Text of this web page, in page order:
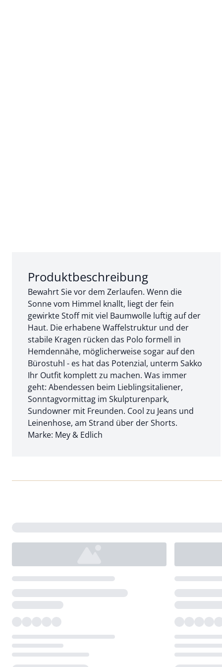
Abschnitt 1 von 3:
Produktbeschreibung
Bewahrt Sie vor dem Zerlaufen. Wenn die
Sonne vom Himmel knallt, liegt der fein
gewirkte Stoff mit viel Baumwolle luftig auf der
Haut. Die erhabene Waffelstruktur und der
stabile Kragen rücken das Polo formell in
Hemdennähe, möglicherweise sogar auf den
Bürostuhl - es hat das Potenzial, unterm Sakko
Ihr Outfit komplett zu machen. Was immer
geht: Abendessen beim Lieblingsitaliener,
Sonntagvormittag im Skulpturenpark,
Sundowner mit Freunden. Cool zu Jeans und
Leinenhose, am Strand über der Shorts.
Marke: Mey & Edlich